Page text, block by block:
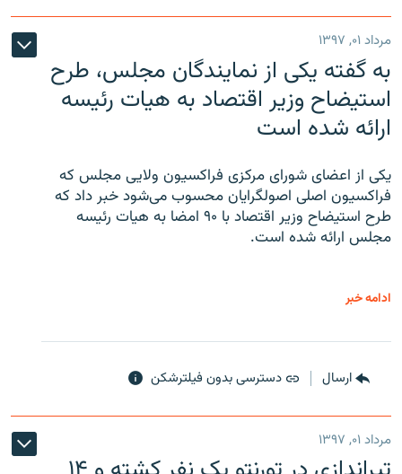
مرداد ۰۱, ۱۳۹۷
به گفته یکی از نمایندگان مجلس، طرح
استیضاح وزیر اقتصاد به هیات رئیسه
ارائه شده است
یکی از اعضای شورای مرکزی فراکسیون ولایی مجلس که
فراکسیون اصلی اصولگرایان محسوب می‌شود خبر داد که
طرح استیضاح وزیر اقتصاد با ۹۰ امضا به هیات رئیسه
مجلس ارائه شده است.
ادامه خبر
ارسال دسترسی بدون فیلترشکن
مرداد ۰۱, ۱۳۹۷